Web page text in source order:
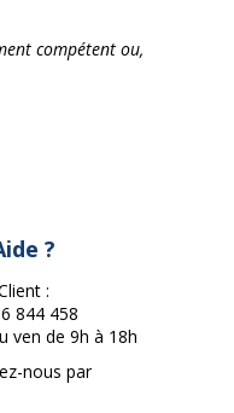
compétent ou,
?
:
844 458
ven de 9h à 18h
nous par